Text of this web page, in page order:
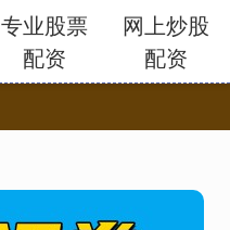
专业股票
配资
网上炒股
配资